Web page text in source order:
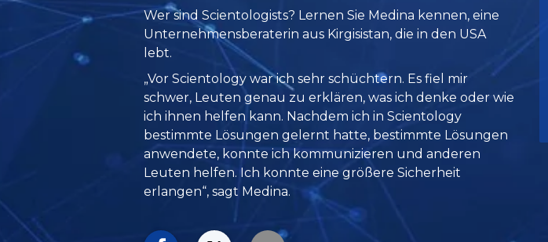
Wer sind Scientologists? Lernen Sie Medina kennen, eine
Unternehmensberaterin aus Kirgisistan, die in den USA
lebt.
„Vor Scientology war ich sehr schüchtern. Es fiel mir
schwer, Leuten genau zu erklären, was ich denke oder wie
ich ihnen helfen kann. Nachdem ich in Scientology
bestimmte Lösungen gelernt hatte, bestimmte Lösungen
anwendete, konnte ich kommunizieren und anderen
Leuten helfen. Ich konnte eine größere Sicherheit
erlangen“, sagt Medina.